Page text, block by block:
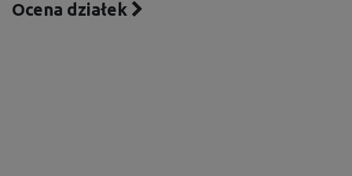
Ocena działek